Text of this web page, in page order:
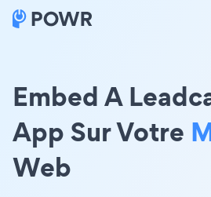
Embed A
App Sur Votre
Web